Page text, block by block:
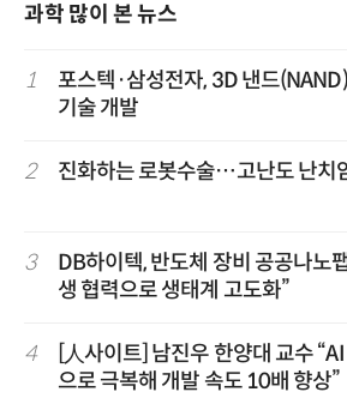
과학 많이 본 뉴스
1
포스텍·삼성전자, 3D 낸드
기술 개발
2 진화하는 로봇수술…고난도 난치
3
DB하이텍, 반도체 장비 공공나노
생 협력으로 생태계 고도화”
4
[人사이트] 남진우 한양대 교수
으로 극복해 개발 속도 10배 향상”